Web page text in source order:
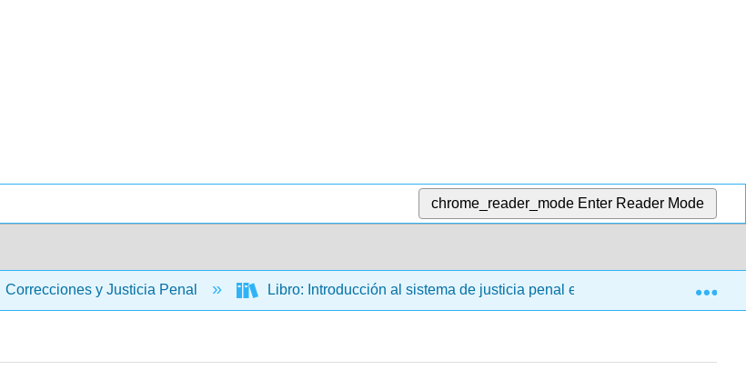
chrome_reader_mode Enter Reader Mode
Correcciones y Justicia Penal Libro: Introducción al sistema de justicia penal estadounidense (Burke et